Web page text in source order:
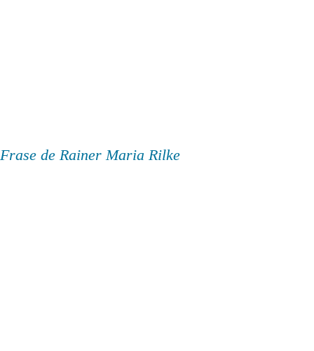
Frase de Rainer Maria Rilke